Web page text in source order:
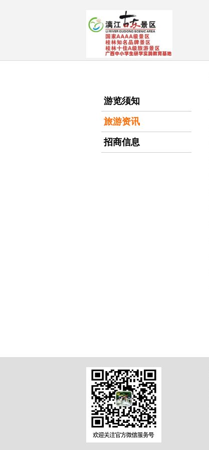
游览须知
旅游资讯
招商信息